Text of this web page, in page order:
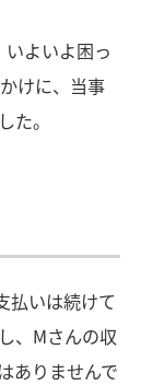
よいよ困っ
けに、当事
た。
払いは続けて
、Mさんの収
ありませんで